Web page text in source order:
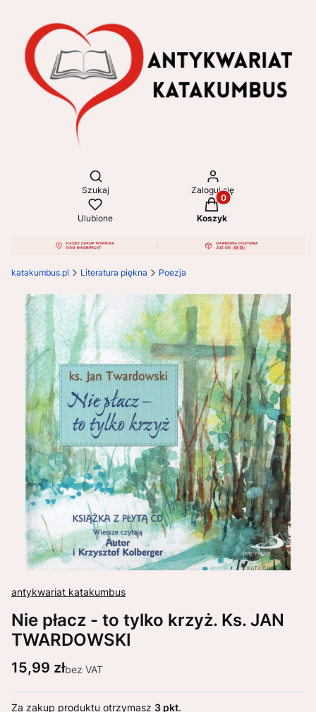
Otwórz wyszukiwarkę
Szukaj Zaloguj się
Ulubione
Produkty w koszyku:
Koszyk
katakumbus.pl Literatura piękna Poezja
antykwariat katakumbus
Nie płacz - to tylko krzyż. Ks. JAN
TWARDOWSKI
Cena
15,99 złbez VAT
Za zakup produktu otrzymasz 3 pkt.